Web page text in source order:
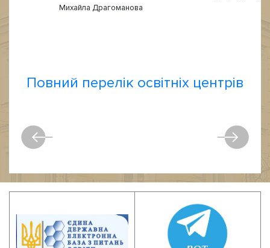
Михайла Драгоманова
Повний перелік освітніх центрів